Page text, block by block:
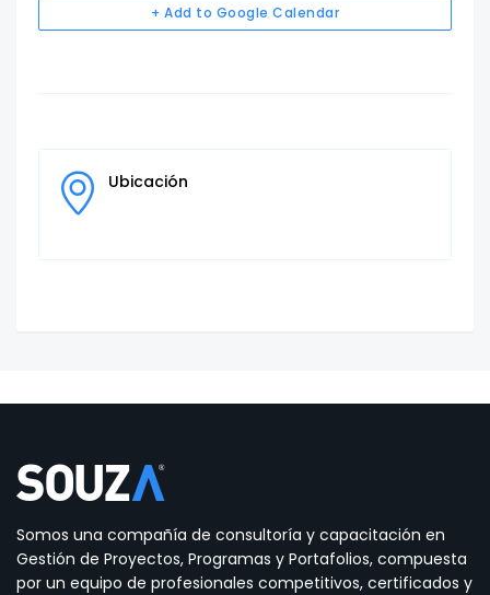
+ Add to Google Calendar
Ubicación
Somos una compañía de consultoría y capacitación en
Gestión de Proyectos, Programas y Portafolios, compuesta
por un equipo de profesionales competitivos, certificados y